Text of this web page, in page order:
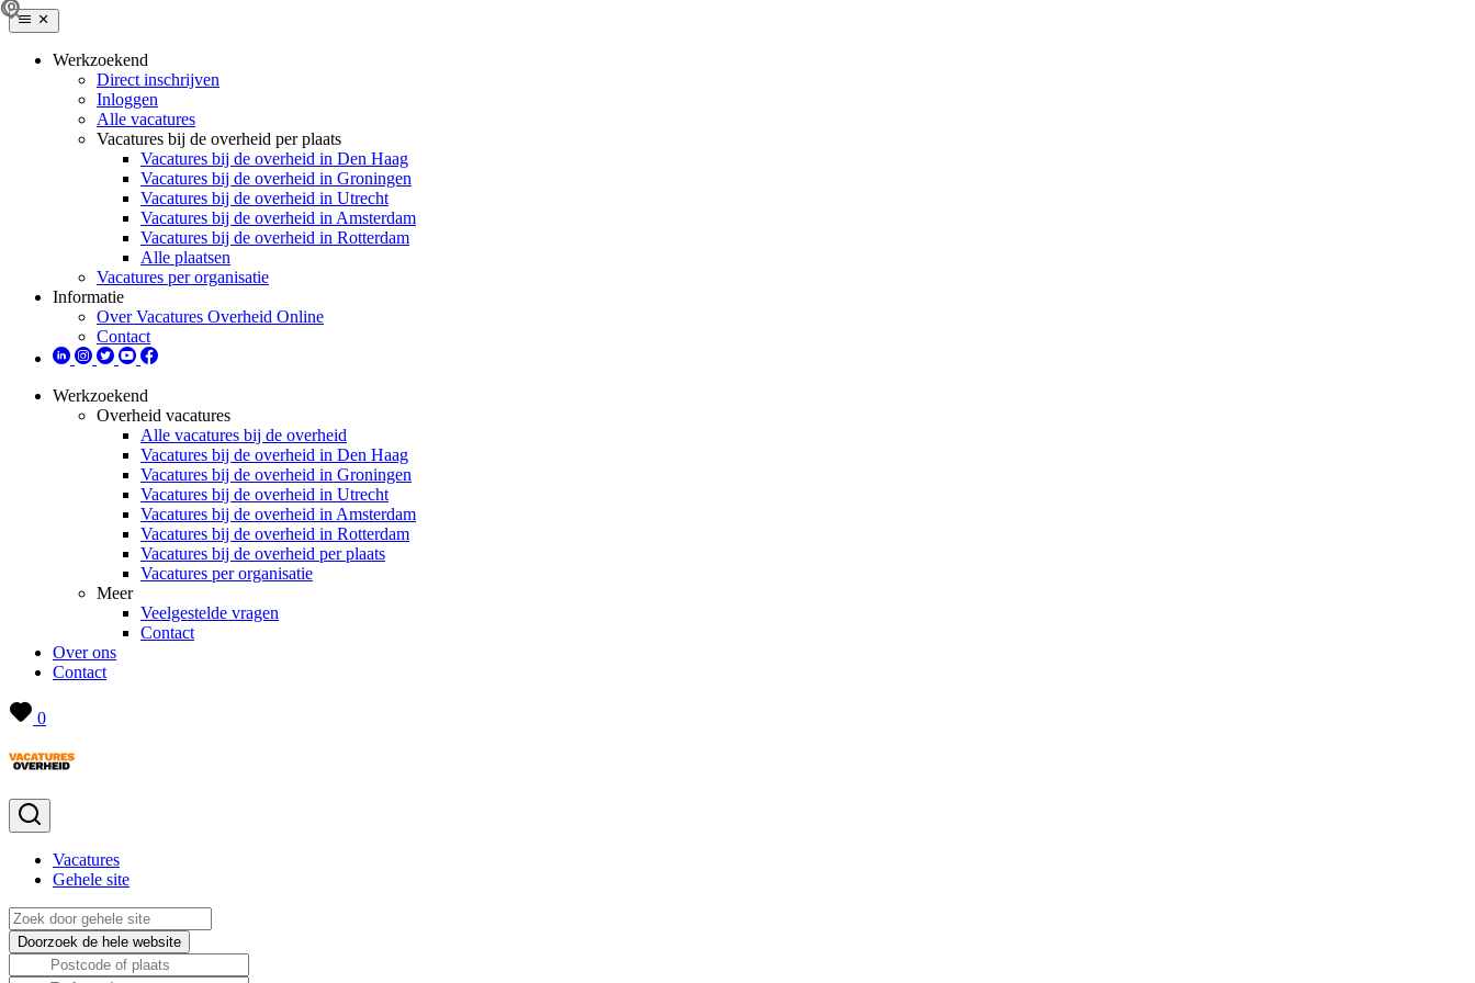
Werkzoekend
Direct inschrijven
Inloggen
Alle vacatures
Vacatures bij de overheid per plaats
Vacatures bij de overheid in Den Haag
Vacatures bij de overheid in Groningen
Vacatures bij de overheid in Utrecht
Vacatures bij de overheid in Amsterdam
Vacatures bij de overheid in Rotterdam
Alle plaatsen
Vacatures per organisatie
Informatie
Over Vacatures Overheid Online
Contact
Werkzoekend
Overheid vacatures
Alle vacatures bij de overheid
Vacatures bij de overheid in Den Haag
Vacatures bij de overheid in Groningen
Vacatures bij de overheid in Utrecht
Vacatures bij de overheid in Amsterdam
Vacatures bij de overheid in Rotterdam
Vacatures bij de overheid per plaats
Vacatures per organisatie
Meer
Veelgestelde vragen
Contact
Over ons
Contact
0
Vacatures
Gehele site